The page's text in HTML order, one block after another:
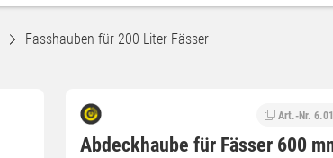
Fasshauben für 200 Liter Fässer
Art.-Nr.
Abdeckhaube für Fässer 600